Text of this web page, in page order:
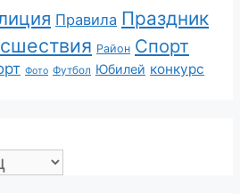
Правила Праздник
Район Спорт
Фото Футбол Юбилей конкурс